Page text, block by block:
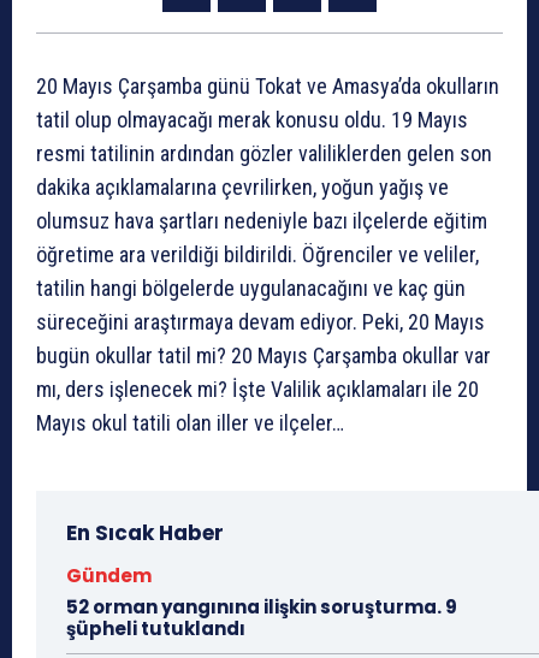
20 Mayıs Çarşamba günü Tokat ve Amasya’da okulların
tatil olup olmayacağı merak konusu oldu. 19 Mayıs
resmi tatilinin ardından gözler valiliklerden gelen son
dakika açıklamalarına çevrilirken, yoğun yağış ve
olumsuz hava şartları nedeniyle bazı ilçelerde eğitim
öğretime ara verildiği bildirildi. Öğrenciler ve veliler,
tatilin hangi bölgelerde uygulanacağını ve kaç gün
süreceğini araştırmaya devam ediyor. Peki, 20 Mayıs
bugün okullar tatil mi? 20 Mayıs Çarşamba okullar var
mı, ders işlenecek mi? İşte Valilik açıklamaları ile 20
Mayıs okul tatili olan iller ve ilçeler…
En Sıcak Haber
Gündem
52 orman yangınına ilişkin soruşturma. 9
şüpheli tutuklandı